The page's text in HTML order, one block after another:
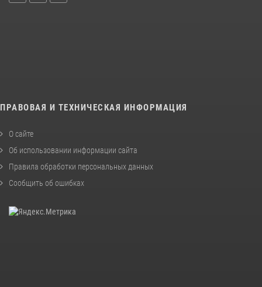
ПРАВОВАЯ И ТЕХНИЧЕСКАЯ ИНФОРМАЦИЯ
О сайте
Об использовании информации сайта
Правила обработки персональных данных
Сообщить об ошибках